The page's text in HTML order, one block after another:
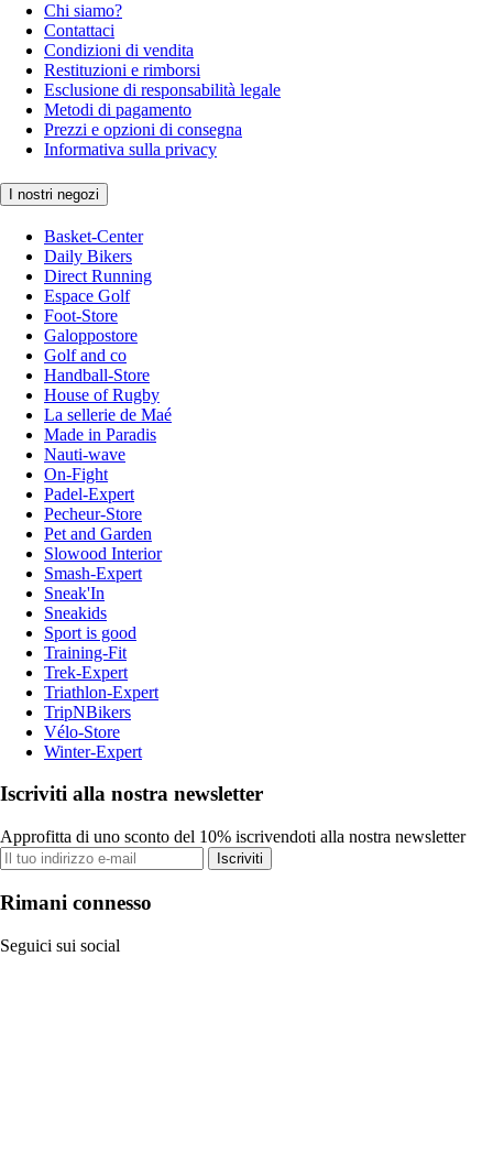
Chi siamo?
Contattaci
Condizioni di vendita
Restituzioni e rimborsi
Esclusione di responsabilità legale
Metodi di pagamento
Prezzi e opzioni di consegna
Informativa sulla privacy
I nostri negozi
Basket-Center
Daily Bikers
Direct Running
Espace Golf
Foot-Store
Galoppostore
Golf and co
Handball-Store
House of Rugby
La sellerie de Maé
Made in Paradis
Nauti-wave
On-Fight
Padel-Expert
Pecheur-Store
Pet and Garden
Slowood Interior
Smash-Expert
Sneak'In
Sneakids
Sport is good
Training-Fit
Trek-Expert
Triathlon-Expert
TripNBikers
Vélo-Store
Winter-Expert
Iscriviti alla nostra newsletter
Approfitta di uno sconto del 10% iscrivendoti alla nostra newsletter
Iscriviti
Rimani connesso
Seguici sui social